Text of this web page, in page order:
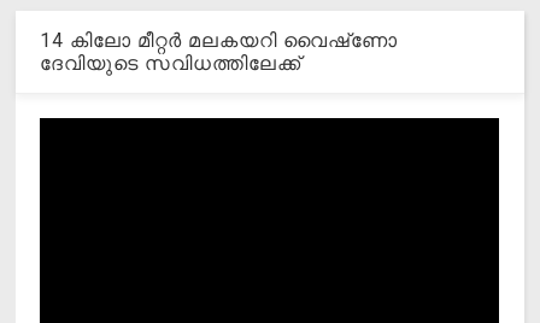
14 കിലോ മീറ്റര്‍ മലകയറി വൈഷ്‌ണോ
ദേവിയുടെ സവിധത്തിലേക്ക്